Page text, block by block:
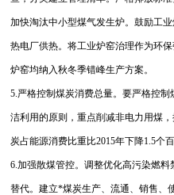
加快淘汰中小型煤气发生炉。鼓励工
热电厂供热。将工业炉窑治理作为环
炉窑均纳入秋冬季错峰生产方案。
5.严格控制煤炭消费总量。要严格控
洁利用的原则，重点削减非电力用煤
炭占能源消费比重比2015年下降1.5个
6.加强散煤管控。调整优化高污染燃
替代。建立*煤炭生产、流通、销售、